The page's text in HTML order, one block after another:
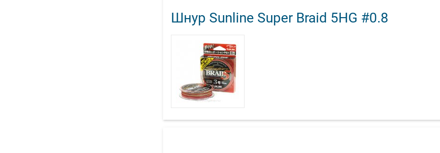
Шнур Sunline Super Braid 5HG #0.8